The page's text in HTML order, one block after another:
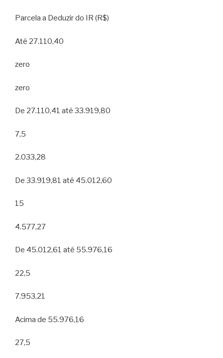
Parcela a Deduzir do IR (R$)
Até 27.110,40
zero
zero
De 27.110,41 até 33.919,80
7,5
2.033,28
De 33.919,81 até 45.012,60
15
4.577,27
De 45.012,61 até 55.976,16
22,5
7.953,21
Acima de 55.976,16
27,5